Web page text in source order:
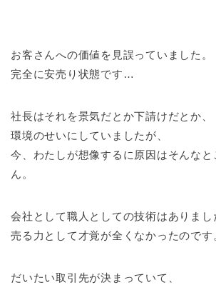
お客さんへの価値を見誤っていました。
完全に安売り状態です…
社長はそれを景気だとか下請けだとか、
環境のせいにしていましたが、
今、わたしが想像するに原因はそんな
ん。
会社として職人としての技術はありまし
売る力として才覚が全くなかったのです
だいたい取引先が決まっていて、